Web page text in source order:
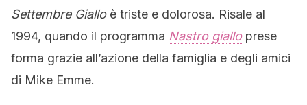
Settembre Gialloè triste e dolorosa. Risale al
1994, quando il programma Nastro gialloprese
forma grazie all’azione della famiglia e degli amici
di Mike Emme.